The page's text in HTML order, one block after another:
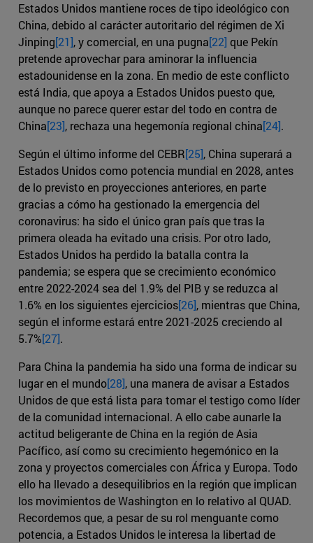
Estados Unidos mantiene roces de tipo ideológico con
China, debido al carácter autoritario del régimen de Xi
Jinping[21], y comercial, en una pugna[22] que Pekín
pretende aprovechar para aminorar la influencia
estadounidense en la zona. En medio de este conflicto
está India, que apoya a Estados Unidos puesto que,
aunque no parece querer estar del todo en contra de
China[23], rechaza una hegemonía regional china[24].
Según el último informe del CEBR[25], China superará a
Estados Unidos como potencia mundial en 2028, antes
de lo previsto en proyecciones anteriores, en parte
gracias a cómo ha gestionado la emergencia del
coronavirus: ha sido el único gran país que tras la
primera oleada ha evitado una crisis. Por otro lado,
Estados Unidos ha perdido la batalla contra la
pandemia; se espera que se crecimiento económico
entre 2022-2024 sea del 1.9% del PIB y se reduzca al
1.6% en los siguientes ejercicios[26], mientras que China,
según el informe estará entre 2021-2025 creciendo al
5.7%[27].
Para China la pandemia ha sido una forma de indicar su
lugar en el mundo[28], una manera de avisar a Estados
Unidos de que está lista para tomar el testigo como líder
de la comunidad internacional. A ello cabe aunarle la
actitud beligerante de China en la región de Asia
Pacífico, así como su crecimiento hegemónico en la
zona y proyectos comerciales con África y Europa. Todo
ello ha llevado a desequilibrios en la región que implican
los movimientos de Washington en lo relativo al QUAD.
Recordemos que, a pesar de su rol menguante como
potencia, a Estados Unidos le interesa la libertad de